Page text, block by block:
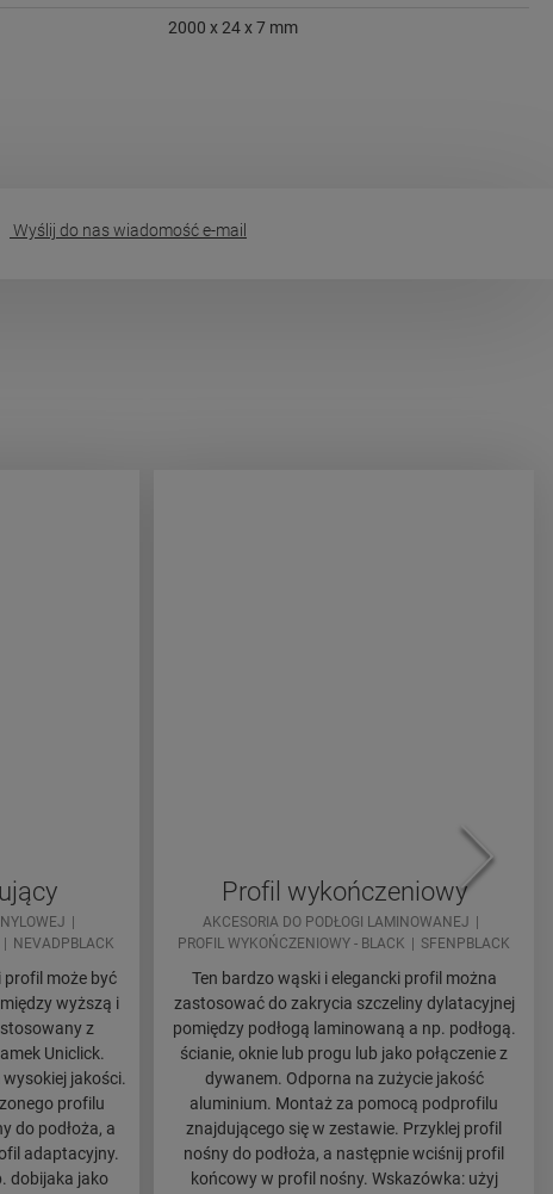
2000 x 24 x 7 mm
Wyślij do nas wiadomość e-mail
NEVADPBLACK
profil może być
wyższą i
z
Uniclick.
jakości.
profilu
do podłoża, a
adaptacyjny.
dobijaka jako
Profil wykończeniowy
AKCESORIA DO PODŁOGI LAMINOWANEJ
PROFIL WYKOŃCZENIOWY - BLACK
SFENPBLACK
Ten bardzo wąski i elegancki profil można
zastosować do zakrycia szczeliny dylatacyjnej
pomiędzy podłogą laminowaną a np. podłogą.
ścianie, oknie lub progu lub jako połączenie z
dywanem. Odporna na zużycie jakość
aluminium. Montaż za pomocą podprofilu
znajdującego się w zestawie. Przyklej profil
nośny do podłoża, a następnie wciśnij profil
końcowy w profil nośny. Wskazówka: użyj